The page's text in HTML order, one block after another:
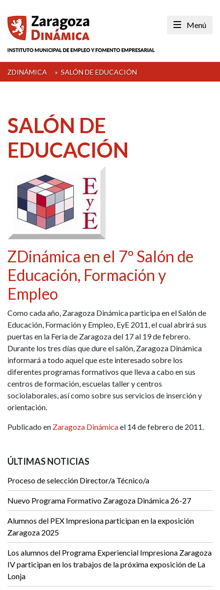
content
Menú
ZDINÁMICA » SALÓN DE EDUCACIÓN
SALÓN DE
EDUCACIÓN
ZDinámica en el 7º Salón de
Educación, Formación y
Empleo
Como cada año, Zaragoza Dinámica participa en el Salón de
Educación, Formación y Empleo, EyE 2011, el cual abrirá sus
puertas en la Feria de Zaragoza del 17 al 19 de febrero.
Durante los tres días que dure el salón, Zaragoza Dinámica
informará a todo aquel que este interesado sobre los
diferentes programas formativos que lleva a cabo en sus
centros de formación, escuelas taller y centros
sociolaborales, así como sobre sus servicios de inserción y
orientación.
Publicado en Zaragoza Dinámicael 14 de febrero de 2011.
ÚLTIMAS NOTICIAS
Proceso de selección Director/a Técnico/a
Nuevo Programa Formativo Zaragoza Dinámica 26-27
Alumnos del PEX Impresiona participan en la exposición
Zaragoza 2025
Los alumnos del Programa Experiencial Impresiona Zaragoza
IV participan en los trabajos de la próxima exposición de La
Lonja